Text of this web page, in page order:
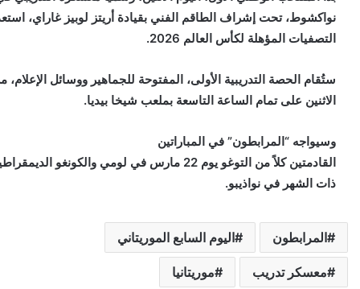
نواكشوط، تحت إشراف الطاقم الفني بقيادة أريتز لوبيز غاراي،
التصفيات المؤهلة لكأس العالم 2026.
ستُقام الحصة التدريبية الأولى، المفتوحة للجماهير ووسائل الإعلام،
الاثنين على تمام الساعة التاسعة بملعب شيخا بيديا.
وسيواجه “المرابطون” في المباراتين
ذات الشهر في نواذيبو.
المرابطون اليوم السابع الموريتاني
معسكر تدريب موريتانيا